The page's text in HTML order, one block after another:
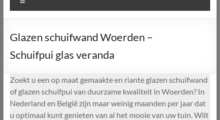
Glazen schuifwand Woerden –
Schuifpui glas veranda
Zoekt u een op maat gemaakte en riante glazen schuifwand
of glazen schuifpui van duurzame kwaliteit in Woerden? In
Nederland en België zijn maar weinig maanden per jaar dat
u optimaal kunt genieten van al het mooie van uw tuin. Wilt